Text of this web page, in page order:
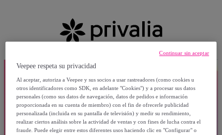
Veepee respeta su privacidad
Al aceptar, autoriza a Veepee y sus socios a usar rastreadores (como cookies u
otros identificadores como SDK, en adelante "Cookies") y a procesar sus datos
personales (como sus datos de navegación, datos de pedidos e información
proporcionada en su cuenta de miembro) con el fin de ofrecerle publicidad
personalizada (incluida en su pantalla de televisión) y medir su rendimiento,
realizar ciertos análisis sobre la actividad de ventas y con fines de lucha contra el
fraude. Puede elegir entre estos diferentes usos haciendo clic en "Configurar" o
Continuar sin aceptar